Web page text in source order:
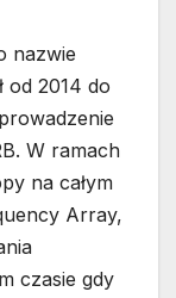
nazwie
od 2014 do
W ramach
na całym
Array,
czasie gdy